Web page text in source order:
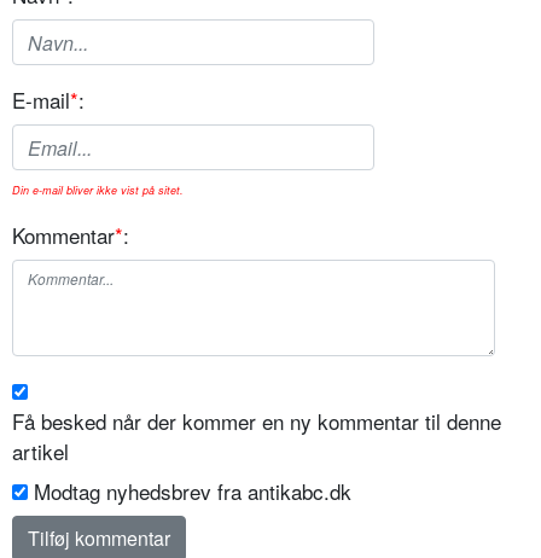
E-mail*:
Din e-mail bliver ikke vist på sitet.
Kommentar*:
Få besked når der kommer en ny kommentar til denne
artikel
Modtag nyhedsbrev fra antikabc.dk